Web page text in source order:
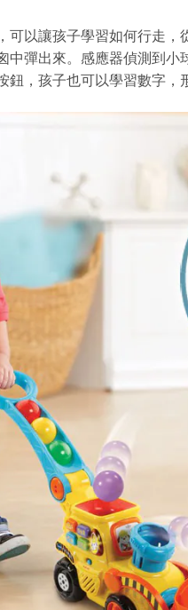
可以讓孩子學習如何行走
中彈出來。感應器偵測到
，孩子也可以學習數字，